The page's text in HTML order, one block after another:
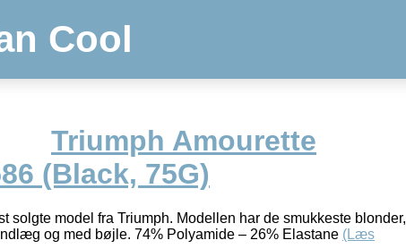
Cool
Triumph Amourette
(Black, 75G)
solgte model fra Triumph. Modellen har de smukkeste blonder,
og med bøjle. 74% Polyamide – 26% Elastane (Læs